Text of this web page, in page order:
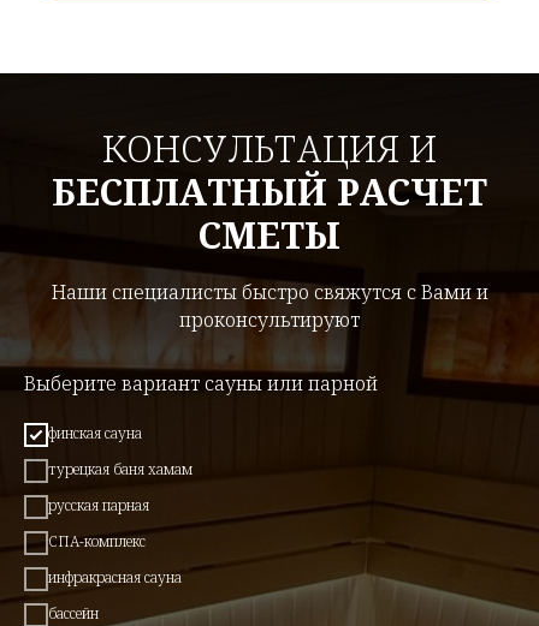
КОНСУЛЬТАЦИЯ И
БЕСПЛАТНЫЙ РАСЧЕТ
СМЕТЫ
Наши специалисты быстро свяжутся с Вами и
проконсультируют
Выберите вариант сауны или парной
финская сауна
турецкая баня хамам
русская парная
СПА-комплекс
инфракрасная сауна
бассейн